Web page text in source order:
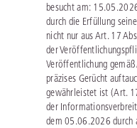
besucht am:
durch die Erfüllung
nicht nur aus Art. 17
der
Veröffentlichung
präzises Gerücht
gewährleistet ist (Art.
der
dem 05.06.2026 durch